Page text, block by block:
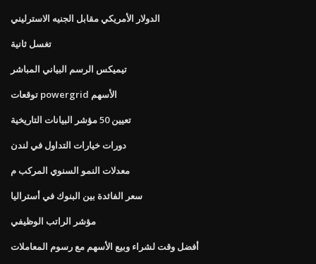
الدولار الأمريكي مقابل الجنيه الاسترليني
تغسل ثانية
تيميكس الرسم البياني المباشر
توقعات powergrid الأسهم
تعيين 50 مؤشر البيانات التاريخية
دورات خيارات التداول في لندن
معدلات النمو السنوي المركب م
سعر الفائدة بين البنوك في أستراليا
مؤشر الراتب الوظيفي
أفضل وقت لشراء وبيع الأسهم مع رسوم المعاملات